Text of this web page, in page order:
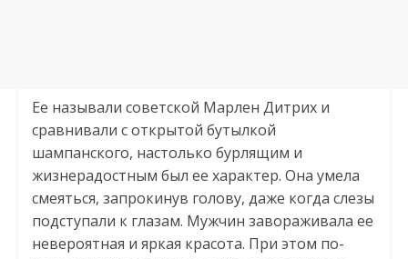
Ее называли советской Марлен Дитрих и
сравнивали с открытой бутылкой
шампанского, настолько бурлящим и
жизнерадостным был ее характер. Она умела
смеяться, запрокинув голову, даже когда слезы
подступали к глазам. Мужчин завораживала ее
невероятная и яркая красота. При этом по-